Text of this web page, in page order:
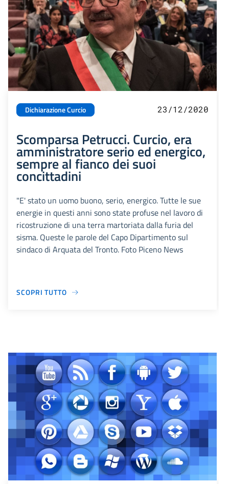
Dichiarazione Curcio 23/12/2020
Scomparsa Petrucci. Curcio, era
amministratore serio ed energico,
sempre al fianco dei suoi
concittadini
"E' stato un uomo buono, serio, energico. Tutte le sue
energie in questi anni sono state profuse nel lavoro di
ricostruzione di una terra martoriata dalla furia del
sisma. Queste le parole del Capo Dipartimento sul
sindaco di Arquata del Tronto. Foto Piceno News
SCOPRI TUTTO